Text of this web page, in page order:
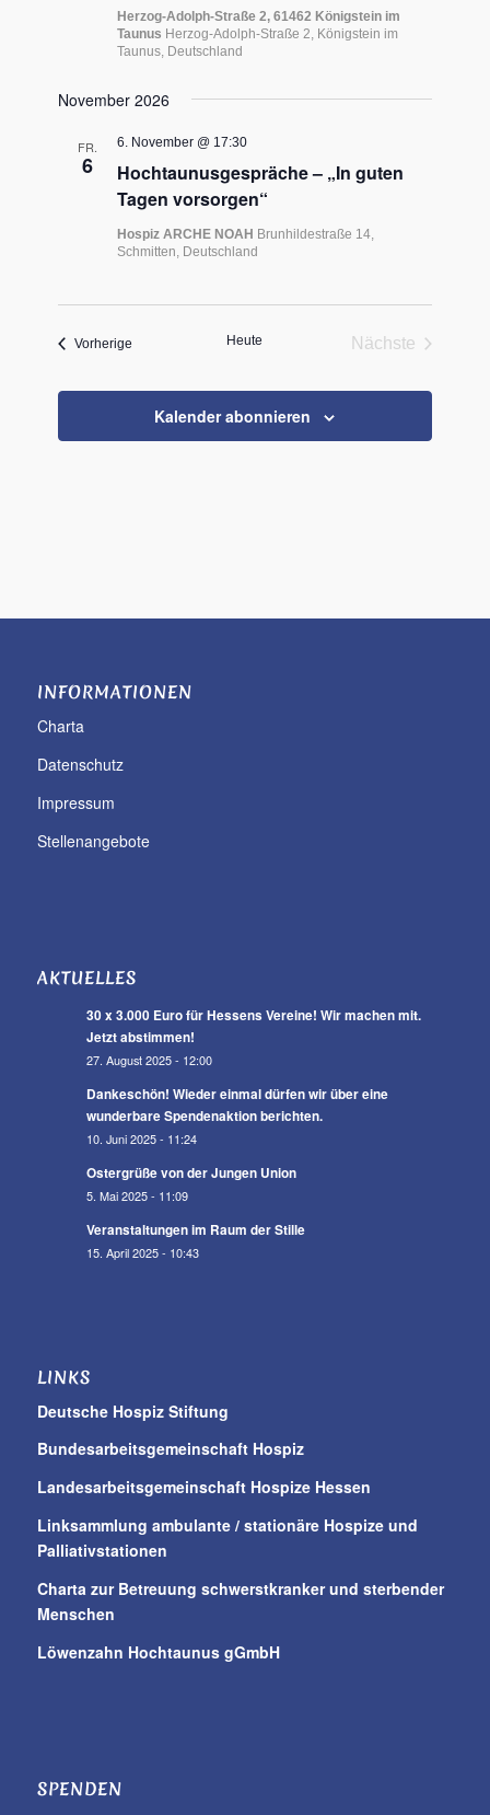
Herzog-Adolph-Straße 2, 61462 Königstein im
Taunus Herzog-Adolph-Straße 2, Königstein im
Taunus, Deutschland
November 2026
FR.
6
Hochtaunusgespräche – „In guten
Tagen vorsorgen“
6. November @ 17:30
Hospiz ARCHE NOAH Brunhildestraße 14,
Schmitten, Deutschland
Vorherige VeranstaltungenHeute
Nächste
Kalender abonnieren
INFORMATIONEN
Charta
Datenschutz
Impressum
Stellenangebote
AKTUELLES
30 x 3.000 Euro für Hessens Vereine! Wir machen mit.
Jetzt abstimmen!
27. August 2025 - 12:00
Dankeschön! Wieder einmal dürfen wir über eine
wunderbare Spendenaktion berichten.
10. Juni 2025 - 11:24
Ostergrüße von der Jungen Union
5. Mai 2025 - 11:09
Veranstaltungen im Raum der Stille
15. April 2025 - 10:43
LINKS
Deutsche Hospiz Stiftung
Bundesarbeitsgemeinschaft Hospiz
Landesarbeitsgemeinschaft Hospize Hessen
Linksammlung ambulante / stationäre Hospize und
Palliativstationen
Charta zur Betreuung schwerstkranker und sterbender
Menschen
Löwenzahn Hochtaunus gGmbH
SPENDEN